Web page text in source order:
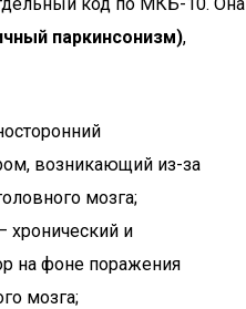
паркинсонизм),
возникающий из-за
мозга;
хронический и
на фоне поражения
мозга;